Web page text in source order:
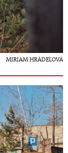
MIRIAM HRÁDEĽOVÁ